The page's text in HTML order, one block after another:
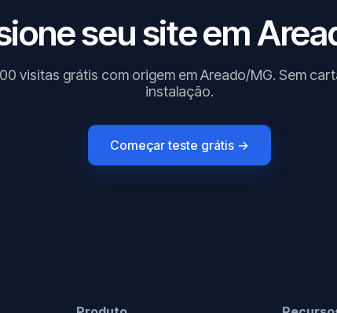
seu site em
visitas grátis com origem em Areado/MG. Sem
instalação.
Começar teste grátis →